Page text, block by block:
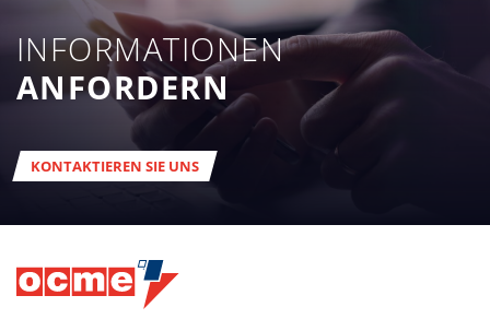
INFORMATIONEN
ANFORDERN
KONTAKTIEREN SIE UNS